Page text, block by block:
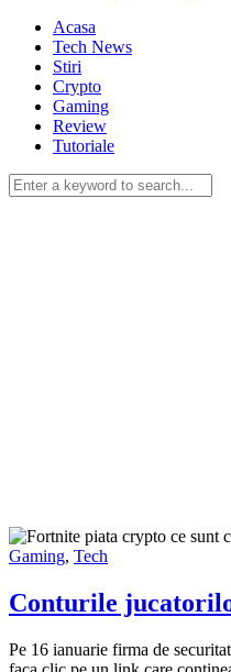
Acasa
Tech News
Stiri
Crypto
Gaming
Review
Tutoriale
Gaming, Tech
Conturile
Pe 16 ianuarie firma de